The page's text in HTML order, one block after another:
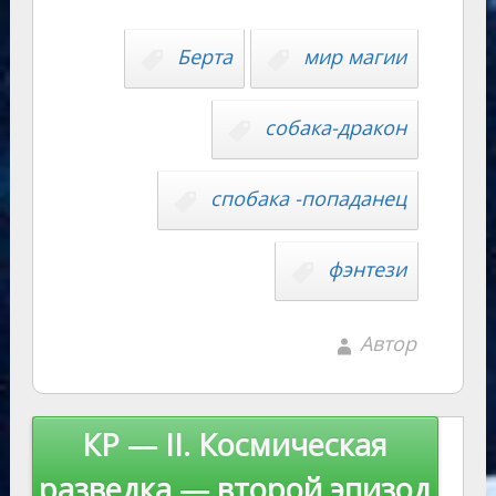
ki
n
al
Берта мир магии
собака-дракон
спобака -попаданец
фэнтези
Автор
Навигация
КР — II. Космическая